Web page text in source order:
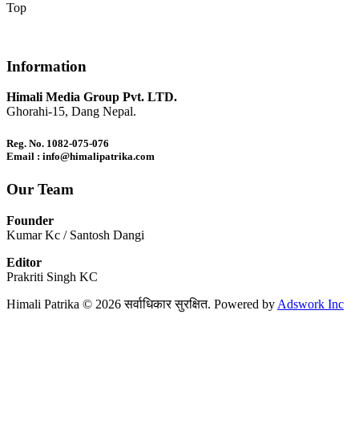
Top
Information
Himali Media Group Pvt. LTD.
Ghorahi-15, Dang Nepal.
Reg. No. 1082-075-076
Email : info@himalipatrika.com
Our Team
Founder
Kumar Kc / Santosh Dangi
Editor
Prakriti Singh KC
Himali Patrika © 2026 सर्वाधिकार सुरक्षित. Powered by Adswork Inc